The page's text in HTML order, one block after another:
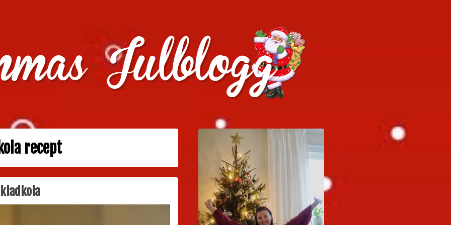
julklappstips, julkalendrar, adventskalendrar , julpyssel och julrecept!
recept